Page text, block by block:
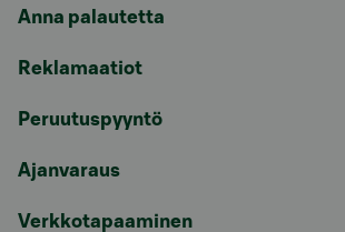
Anna palautetta
Reklamaatiot
Peruutuspyyntö
Ajanvaraus
Verkkotapaaminen